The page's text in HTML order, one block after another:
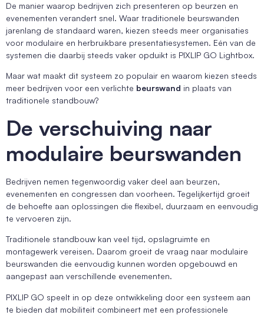
De manier waarop bedrijven zich presenteren op beurzen en
evenementen verandert snel. Waar traditionele beurswanden
jarenlang de standaard waren, kiezen steeds meer organisaties
voor modulaire en herbruikbare presentatiesystemen. Eén van de
systemen die daarbij steeds vaker opduikt is PIXLIP GO Lightbox.
Maar wat maakt dit systeem zo populair en waarom kiezen steeds
meer bedrijven voor een verlichte beurswand in plaats van
traditionele standbouw?
De verschuiving naar
modulaire beurswanden
Bedrijven nemen tegenwoordig vaker deel aan beurzen,
evenementen en congressen dan voorheen. Tegelijkertijd groeit
de behoefte aan oplossingen die flexibel, duurzaam en eenvoudig
te vervoeren zijn.
Traditionele standbouw kan veel tijd, opslagruimte en
montagewerk vereisen. Daarom groeit de vraag naar modulaire
beurswanden die eenvoudig kunnen worden opgebouwd en
aangepast aan verschillende evenementen.
PIXLIP GO speelt in op deze ontwikkeling door een systeem aan
te bieden dat mobiliteit combineert met een professionele